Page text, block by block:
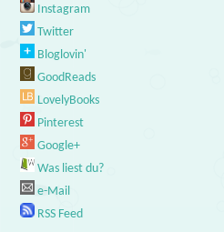
Instagram
Twitter
Bloglovin'
GoodReads
LovelyBooks
Pinterest
Google+
Was liest du?
e-Mail
RSS Feed